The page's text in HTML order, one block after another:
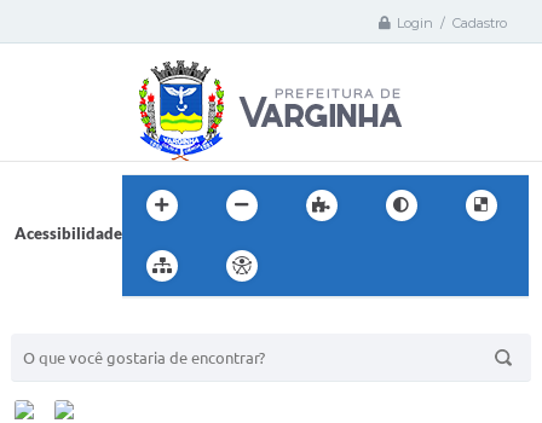
Login / Cadastro
Acessibilidade